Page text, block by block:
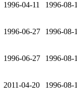
1996-04-11 1996-08-
1996-06-27 1996-08-
1996-06-27 1996-08-
2011-04-20 1996-08-